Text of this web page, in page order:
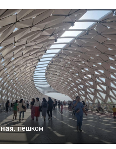
, пешком